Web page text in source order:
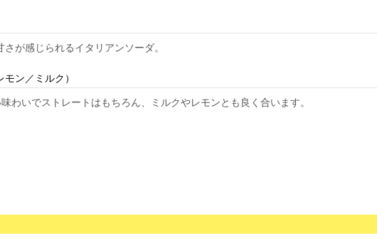
が感じられるイタリアンソーダ。
ン／ミルク）
わいでストレートはもちろん、ミルクやレモンとも良く合います。